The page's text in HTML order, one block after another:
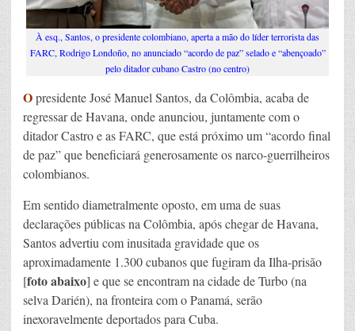
À esq., Santos, o presidente colombiano, aperta a mão do líder terrorista das
FARC, Rodrigo Londoño, no anunciado “acordo de paz” selado e “abençoado”
pelo ditador cubano Castro (no centro)
Opresidente José Manuel Santos, da Colômbia, acaba de
regressar de Havana, onde anunciou, juntamente com o
ditador Castro e as FARC, que está próximo um “acordo final
de paz” que beneficiará generosamente os narco-guerrilheiros
colombianos.
Em sentido diametralmente oposto, em uma de suas
declarações públicas na Colômbia, após chegar de Havana,
Santos advertiu com inusitada gravidade que os
aproximadamente 1.300 cubanos que fugiram da Ilha-prisão
[foto abaixo] e que se encontram na cidade de Turbo (na
selva Darién), na fronteira com o Panamá, serão
inexoravelmente deportados para Cuba.